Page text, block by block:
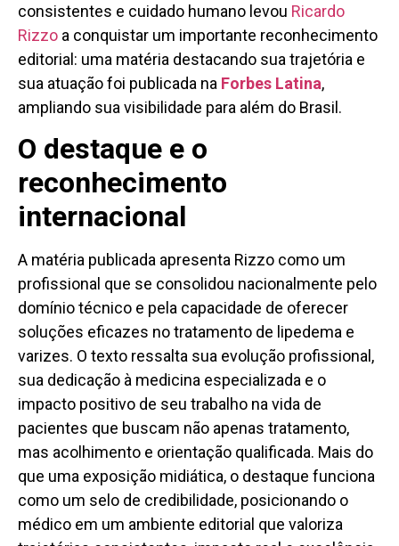
consistentes e cuidado humano levou Ricardo
Rizzo a conquistar um importante reconhecimento
editorial: uma matéria destacando sua trajetória e
sua atuação foi publicada na Forbes Latina,
ampliando sua visibilidade para além do Brasil.
O destaque e o
reconhecimento
internacional
A matéria publicada apresenta Rizzo como um
profissional que se consolidou nacionalmente pelo
domínio técnico e pela capacidade de oferecer
soluções eficazes no tratamento de lipedema e
varizes. O texto ressalta sua evolução profissional,
sua dedicação à medicina especializada e o
impacto positivo de seu trabalho na vida de
pacientes que buscam não apenas tratamento,
mas acolhimento e orientação qualificada. Mais do
que uma exposição midiática, o destaque funciona
como um selo de credibilidade, posicionando o
médico em um ambiente editorial que valoriza